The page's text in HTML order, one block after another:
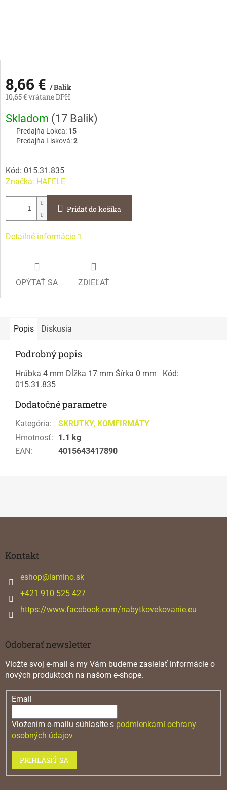
8,66 € / Balik
10,65 € vrátane DPH
Jednotková
cena:
Skladom (17 Balik)
Predajňa Lokca: 15
Predajňa Lisková:2
Kód: 015.31.835
Značka: HAFELE
Pridať do košíka
Detailné informácie
OPÝTAŤ SA ZDIEĽAŤ
Popis Diskusia
Podrobný popis
Hrúbka 4 mm Dĺžka 17 mm Šírka 0 mm Kód:
015.31.835
Dodatočné parametre
Kategória:
SKRUTKY, KOMFIRMÁTY
Hmotnosť:
1.1 kg
EAN: 4015643417890
Kontakt
eshop@lamino.sk
+421 910 525 427
https://www.facebook.com/nabytkovekovanie.eu
Odoberať newsletter
Vložte svoj e-mail a my Vám budeme zasielať informácie o
nových produktoch na našom e-shope.
Email
Vložením e-mailu súhlasíte s podmienkami ochrany
osobných údajov
PRIHLÁSIŤ SA